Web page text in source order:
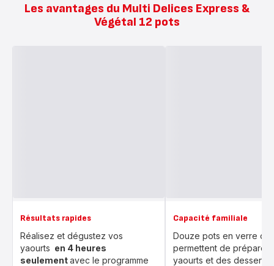
Les avantages du Multi Delices Express &
Végétal 12 pots
Résultats rapides
Réalisez et dégustez vos
yaourts en 4 heures
seulementavec le programme
Capacité familiale
Douze pots en verre de
permettent de préparer
yaourts et des desserts